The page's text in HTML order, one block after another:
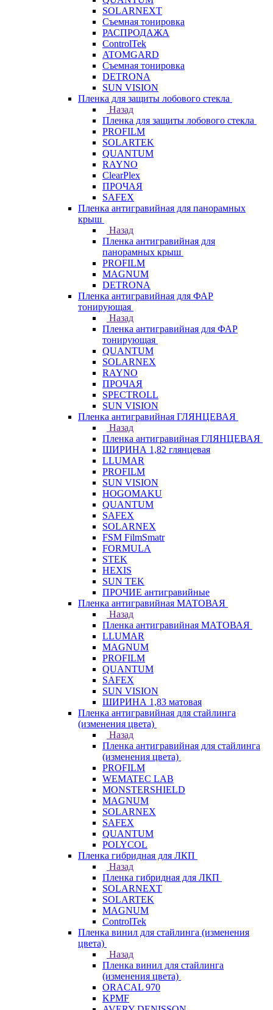
SOLARNEXT
Съемная тонировка
РАСПРОДАЖА
ControlTek
ATOMGARD
Съемная тонировка
DETRONA
SUN VISION
Пленка для защиты лобового стекла
Назад
Пленка для защиты лобового стекла
PROFILM
SOLARTEK
QUANTUM
RAYNO
ClearPlex
ПРОЧАЯ
SAFEX
Пленка антигравийная для панорамных
крыш
Назад
Пленка антигравийная для
панорамных крыш
PROFILM
MAGNUM
DETRONA
Пленка антигравийная для ФАР
тонирующая
Назад
Пленка антигравийная для ФАР
тонирующая
QUANTUM
SOLARNEX
RAYNO
ПРОЧАЯ
SPECTROLL
SUN VISION
Пленка антигравийная ГЛЯНЦЕВАЯ
Назад
Пленка антигравийная ГЛЯНЦЕВАЯ
ШИРИНА 1,82 глянцевая
LLUMAR
PROFILM
SUN VISION
HOGOMAKU
QUANTUM
SAFEX
SOLARNEX
FSM FilmSmatr
FORMULA
STEK
HEXIS
SUN TEK
ПРОЧИЕ антигравийные
Пленка антигравийная МАТОВАЯ
Назад
Пленка антигравийная МАТОВАЯ
LLUMAR
MAGNUM
PROFILM
QUANTUM
SAFEX
SUN VISION
ШИРИНА 1,83 матовая
Пленка антигравийная для стайлинга
(изменения цвета)
Назад
Пленка антигравийная для стайлинга
(изменения цвета)
PROFILM
WEMATEC LAB
MONSTERSHIELD
MAGNUM
SOLARNEX
SAFEX
QUANTUM
POLYCOL
Пленка гибридная для ЛКП
Назад
Пленка гибридная для ЛКП
SOLARNEXT
SOLARTEK
MAGNUM
ControlTek
Пленка винил для стайлинга (изменения
цвета)
Назад
Пленка винил для стайлинга
(изменения цвета)
ORACAL 970
KPMF